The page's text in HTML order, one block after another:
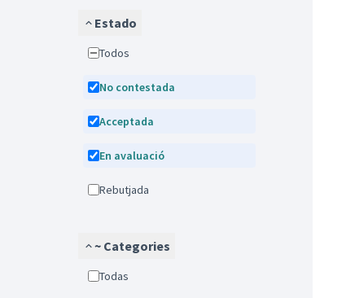
Estado
Todos
No contestada
Acceptada
En avaluació
Rebutjada
~ Categories
Todas